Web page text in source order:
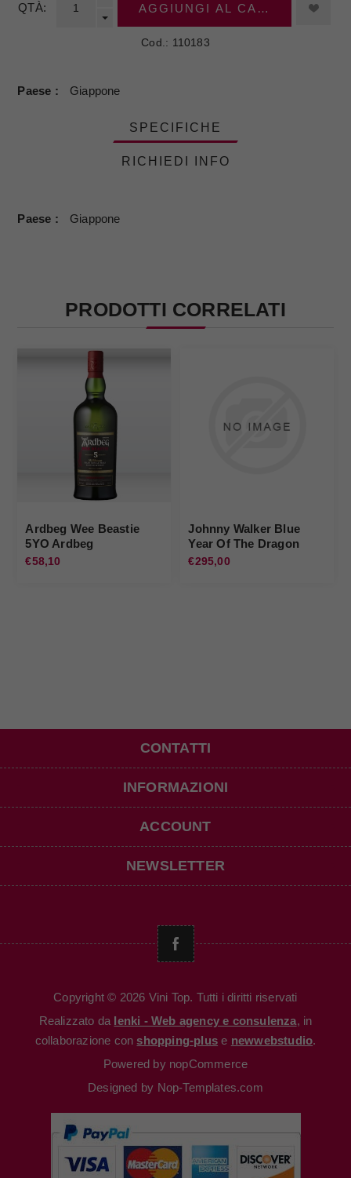
QTÀ: AGGIUNGI AL CARRELLO
Cod.: 110183
Paese Giappone
SPECIFICHE
RICHIEDI INFO
Paese Giappone
PRODOTTI CORRELATI
Ardbeg Wee Beastie
5YO Ardbeg
€58,10
Johnny Walker Blue
Year Of The Dragon
Johnnie Walker
€295,00
CONTATTI
INFORMAZIONI
ACCOUNT
NEWSLETTER
Copyright © 2026 Vini Top. Tutti i diritti riservati
Realizzato da Ienki - Web agency e consulenza, in
collaborazione con shopping-plus e newwebstudio.
Powered by nopCommerce
Designed by Nop-Templates.com